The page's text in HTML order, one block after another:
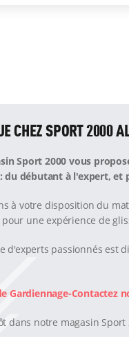
CHEZ SPORT 2000
Sport 2000 vous
du débutant à l'expert, et
à votre disposition du
une expérience de
d'experts passionnés est
Gardiennage-Contactez
dans notre magasin Sport